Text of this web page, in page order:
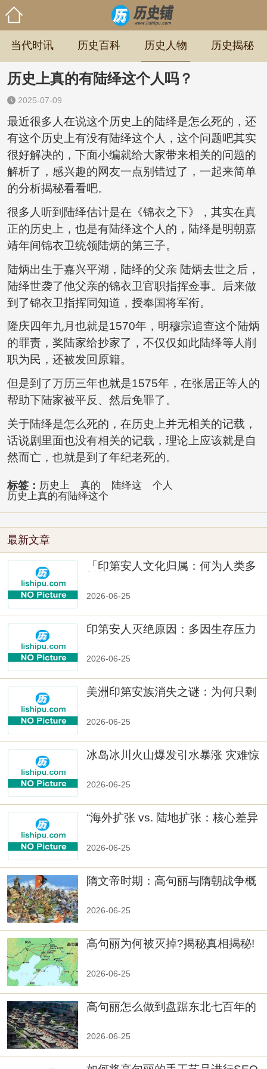
当代时讯 历史百科 历史人物 历史揭秘
历史上真的有陆绎这个人吗？
2025-07-09
最近很多人在说这个历史上的陆绎是怎么死的，还
有这个历史上有没有陆绎这个人，这个问题吧其实
很好解决的，下面小编就给大家带来相关的问题的
解析了，感兴趣的网友一点别错过了，一起来简单
的分析揭秘看看吧。
很多人听到陆绎估计是在《锦衣之下》，其实在真
正的历史上，也是有陆绎这个人的，陆绎是明朝嘉
靖年间锦衣卫统领陆炳的第三子。
陆炳出生于嘉兴平湖，陆绎的父亲 陆炳去世之后，
陆绎世袭了他父亲的锦衣卫官职指挥佥事。后来做
到了锦衣卫指挥同知道，授奉国将军衔。
隆庆四年九月也就是1570年，明穆宗追查这个陆炳
的罪责，奖陆家给抄家了，不仅仅如此陆绎等人削
职为民，还被发回原籍。
但是到了万历三年也就是1575年，在张居正等人的
帮助下陆家被平反、然后免罪了。
关于陆绎是怎么死的，在历史上并无相关的记载，
话说剧里面也没有相关的记载，理论上应该就是自
然而亡，也就是到了年纪老死的。
标签： 历史上 真的 陆绎这
个人
历史上真的有陆绎这个
最新文章
「印第安人文化归属：何为人类多
2026-06-25
印第安人灭绝原因：多因生存压力
2026-06-25
美洲印第安族消失之谜：为何只剩
2026-06-25
冰岛冰川火山爆发引水暴涨 灾难惊
2026-06-25
“海外扩张 vs. 陆地扩张：核心差异
2026-06-25
隋文帝时期：高句丽与隋朝战争概
2026-06-25
高句丽为何被灭掉?揭秘真相揭秘!
2026-06-25
高句丽怎么做到盘踞东北七百年的
2026-06-25